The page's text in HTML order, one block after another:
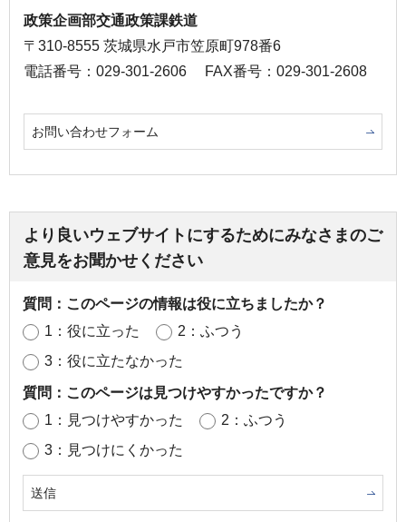
政策企画部交通政策課鉄道
〒310-8555 茨城県水戸市笠原町978番6
電話番号：029-301-2606
FAX番号：029-301-2608
お問い合わせフォーム
より良いウェブサイトにするためにみなさまのご
意見をお聞かせください
質問：このページの情報は役に立ちましたか？
1：役に立った
2：ふつう
3：役に立たなかった
質問：このページは見つけやすかったですか？
1：見つけやすかった
2：ふつう
3：見つけにくかった